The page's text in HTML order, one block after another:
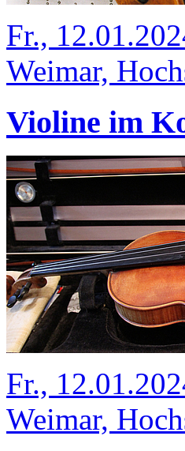
Fr.,
Weimar,
Violine im
Fr.,
Weimar,